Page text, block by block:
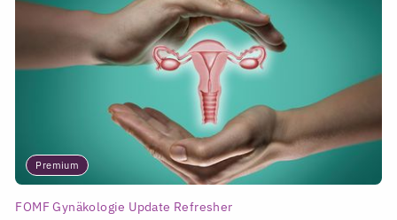
Premium
FOMF Gynäkologie Update Refresher